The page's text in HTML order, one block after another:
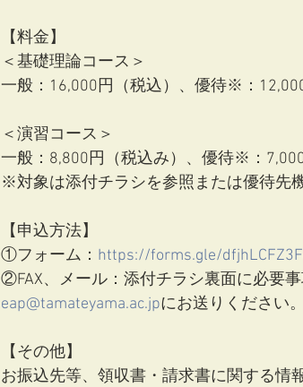
【料金】
＜基礎理論コース＞
一般：16,000円（税込）、優待※：
＜演習コース＞
一般：8,800円（税込み）、優待※：
※対象は添付チラシを参照または優待先
【申込方法】
①フォーム： https://forms.gle/
②FAX、メール：添付チラシ裏面に必要
eap@tamateyama.ac.jpにお送りください。
【その他】
お振込先等、領収書・請求書に関する情